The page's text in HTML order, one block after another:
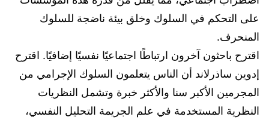
على التحكم في السلوك وخلق بيئة ناضجة للسلوك
المنحرف.
اقترح باحثون آخرون ارتباطًا اجتماعيًا نفسيًا إضافيًا. اقترح
إدوين ساذرلاند أن الناس يتعلمون السلوك الإجرامي من
المجرمين الأكبر سنا والأكثر خبرة وتشمل النظريات
النظرية المستخدمة في علم الجريمة التحليل النفسي،